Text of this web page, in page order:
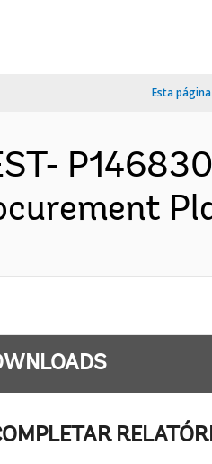
Esta